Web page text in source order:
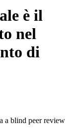
è il
nel
di
a blind peer review